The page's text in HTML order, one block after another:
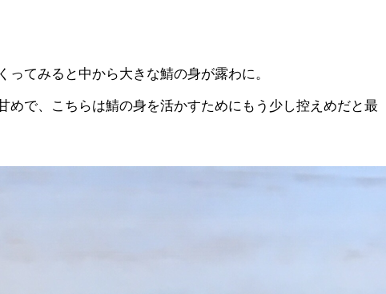
てみると中から大きな鯖の身が露わに。
めで、こちらは鯖の身を活かすためにもう少し控えめだと最